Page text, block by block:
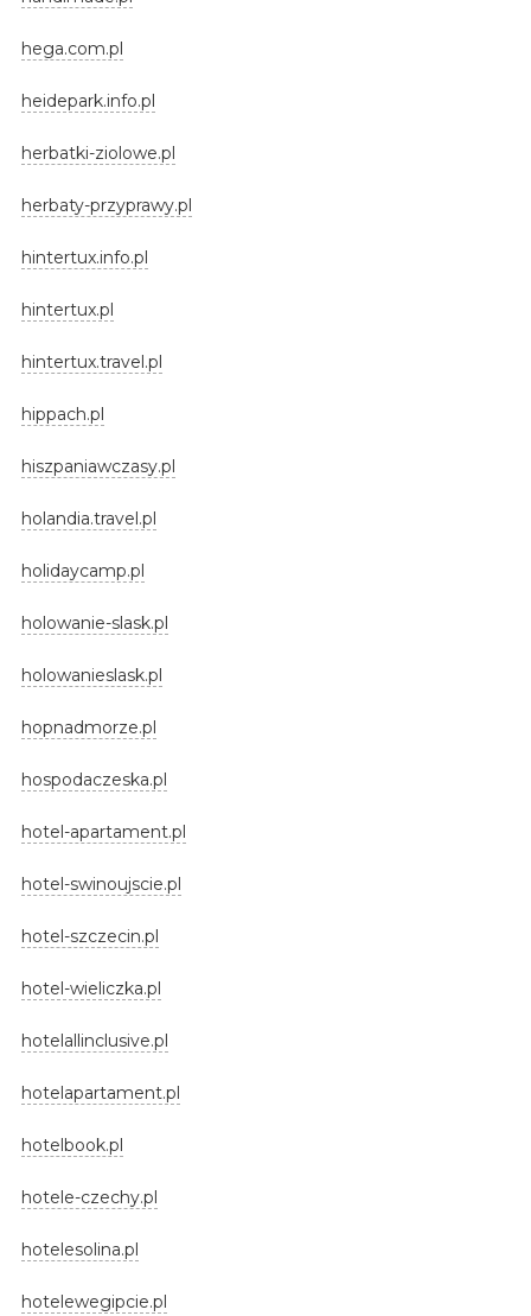
hega.com.pl
heidepark.info.pl
herbatki-ziolowe.pl
herbaty-przyprawy.pl
hintertux.info.pl
hintertux.pl
hintertux.travel.pl
hippach.pl
hiszpaniawczasy.pl
holandia.travel.pl
holidaycamp.pl
holowanie-slask.pl
holowanieslask.pl
hopnadmorze.pl
hospodaczeska.pl
hotel-apartament.pl
hotel-swinoujscie.pl
hotel-szczecin.pl
hotel-wieliczka.pl
hotelallinclusive.pl
hotelapartament.pl
hotelbook.pl
hotele-czechy.pl
hotelesolina.pl
hotelewegipcie.pl